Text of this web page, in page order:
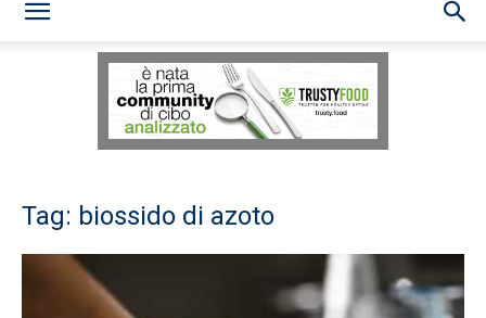
Salvagente
Tag: biossido di azoto